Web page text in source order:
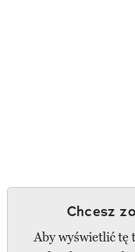
Chcesz
Aby wyświetlić tę